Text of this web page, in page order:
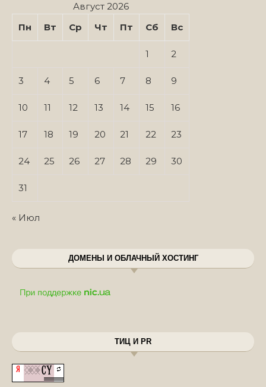
Август 2026
Пн
Вт Ср Чт Пт Сб Вс
1 2
3 4 5 6 7 8 9
10 11 12 13 14 15 16
17 18 19 20 21 22 23
24 25 26 27 28 29 30
31
« Июл
ДОМЕНЫ И ОБЛАЧНЫЙ ХОСТИНГ
ТИЦ И PR